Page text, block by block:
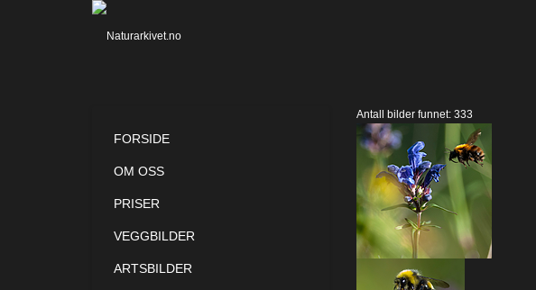
Antall bilder funnet: 333
FORSIDE
OM OSS
PRISER
VEGGBILDER
ARTSBILDER